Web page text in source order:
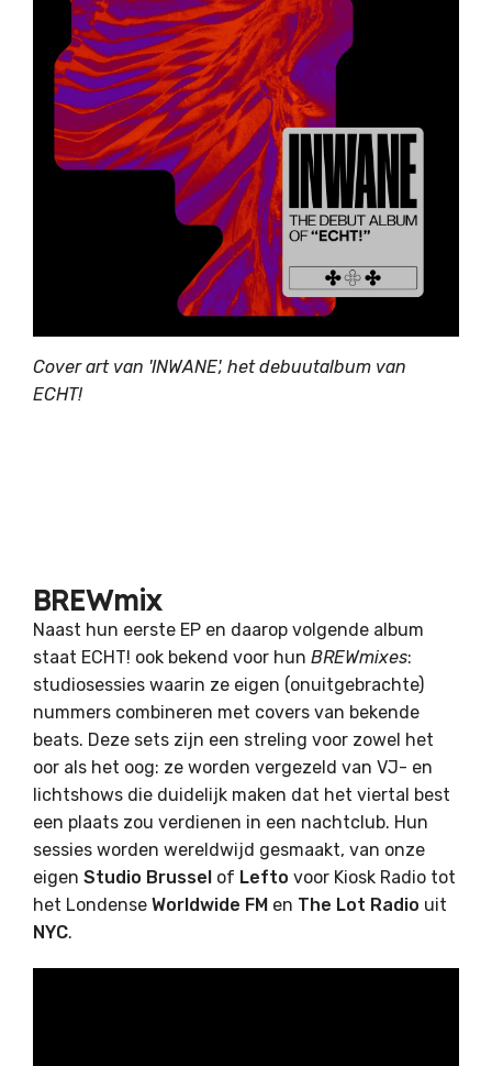
Cover art van 'INWANE', het debuutalbum van
ECHT!
BREWmix
Naast hun eerste EP en daarop volgende album
staat ECHT! ook bekend voor hun BREWmixes:
studiosessies waarin ze eigen (onuitgebrachte)
nummers combineren met covers van bekende
beats. Deze sets zijn een streling voor zowel het
oor als het oog: ze worden vergezeld van VJ- en
lichtshows die duidelijk maken dat het viertal best
een plaats zou verdienen in een nachtclub. Hun
sessies worden wereldwijd gesmaakt, van onze
eigen Studio Brussel of Lefto voor Kiosk Radio tot
het Londense Worldwide FM en The Lot Radio uit
NYC.